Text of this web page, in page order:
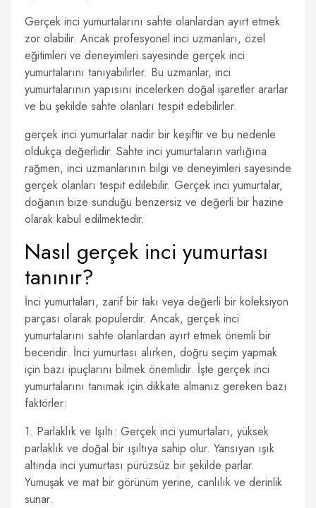
Gerçek inci yumurtalarını sahte olanlardan ayırt etmek
zor olabilir. Ancak profesyonel inci uzmanları, özel
eğitimleri ve deneyimleri sayesinde gerçek inci
yumurtalarını tanıyabilirler. Bu uzmanlar, inci
yumurtalarının yapısını incelerken doğal işaretler ararlar
ve bu şekilde sahte olanları tespit edebilirler.
gerçek inci yumurtalar nadir bir keşiftir ve bu nedenle
oldukça değerlidir. Sahte inci yumurtaların varlığına
rağmen, inci uzmanlarının bilgi ve deneyimleri sayesinde
gerçek olanları tespit edilebilir. Gerçek inci yumurtalar,
doğanın bize sunduğu benzersiz ve değerli bir hazine
olarak kabul edilmektedir.
Nasıl gerçek inci yumurtası
tanınır?
İnci yumurtaları, zarif bir takı veya değerli bir koleksiyon
parçası olarak popülerdir. Ancak, gerçek inci
yumurtalarını sahte olanlardan ayırt etmek önemli bir
beceridir. İnci yumurtası alırken, doğru seçim yapmak
için bazı ipuçlarını bilmek önemlidir. İşte gerçek inci
yumurtalarını tanımak için dikkate almanız gereken bazı
faktörler:
1. Parlaklık ve Işıltı: Gerçek inci yumurtaları, yüksek
parlaklık ve doğal bir ışıltıya sahip olur. Yansıyan ışık
altında inci yumurtası pürüzsüz bir şekilde parlar.
Yumuşak ve mat bir görünüm yerine, canlılık ve derinlik
sunar.